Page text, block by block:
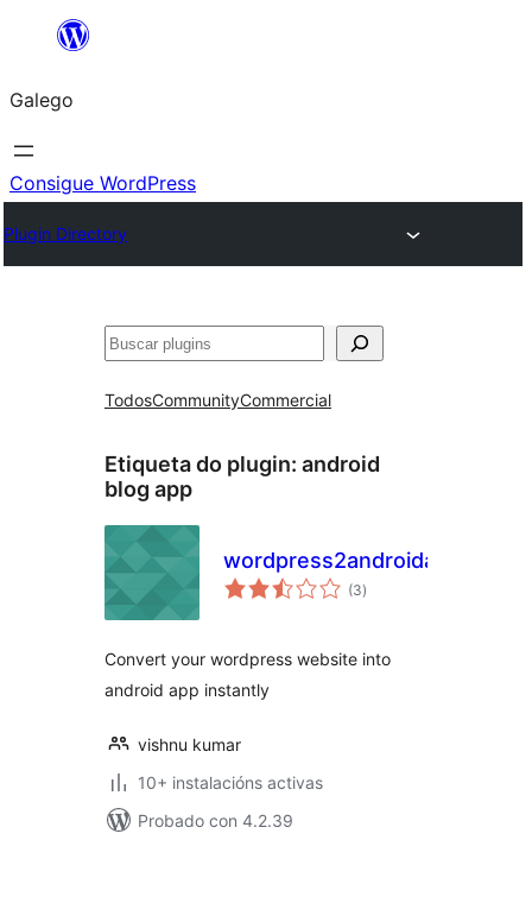
Saltar
contido
Galego
Consigue WordPress
Plugin Directory
Buscar
TodosCommunityCommercial
Etiqueta do plugin: android
blog app
wordpress2androidapp
(3valoracións
totais
)
Convert your wordpress website into
android app instantly
vishnu kumar
10+ instalacións activas
Probado con 4.2.39